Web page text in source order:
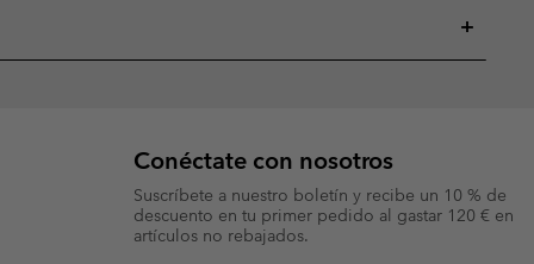
+
Conéctate con nosotros
Suscríbete a nuestro boletín y recibe un 10 % de
descuento en tu primer pedido al gastar 120 € en
artículos no rebajados.